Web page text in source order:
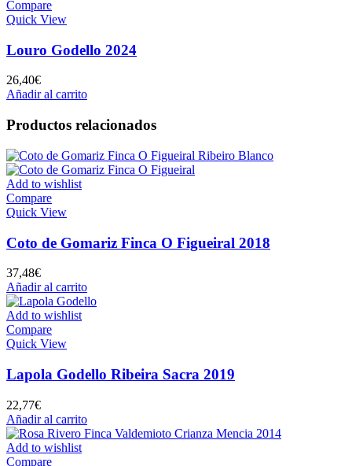
Compare
Quick View
Louro Godello 2024
26,40€
Añadir al carrito
Productos relacionados
Add to wishlist
Compare
Quick View
Coto de Gomariz Finca O Figueiral 2018
37,48€
Añadir al carrito
Add to wishlist
Compare
Quick View
Lapola Godello Ribeira Sacra 2019
22,77€
Añadir al carrito
Add to wishlist
Compare